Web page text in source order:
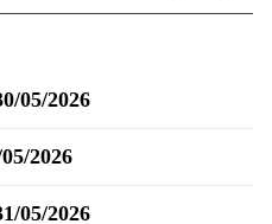
05/2026
2026
05/2026